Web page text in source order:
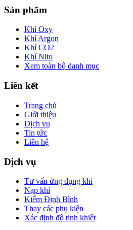
Sản phẩm
Khí Oxy
Khí Argon
Khí CO2
Khí Nito
Xem toàn bộ danh mục
Liên kết
Trang chủ
Giới thiệu
Dịch vụ
Tin tức
Liên hệ
Dịch vụ
Tư vấn ứng dụng khí
Nạp khí
Kiểm Định Bình
Thay các phụ kiện
Xác định độ tinh khiết